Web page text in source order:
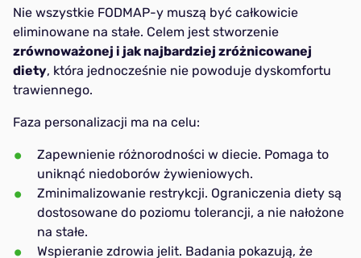
Nie wszystkie FODMAP-y muszą być całkowicie
eliminowane na stałe. Celem jest stworzenie
zrównoważonej i jak najbardziej zróżnicowanej
diety, która jednocześnie nie powoduje dyskomfortu
trawiennego.
Faza personalizacji ma na celu:
Zapewnienie różnorodności w diecie. Pomaga to
uniknąć niedoborów żywieniowych.
Zminimalizowanie restrykcji. Ograniczenia diety są
dostosowane do poziomu tolerancji, a nie nałożone
na stałe.
Wspieranie zdrowia jelit. Badania pokazują, że